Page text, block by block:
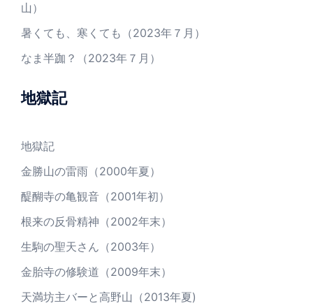
山）
暑くても、寒くても（2023年７月）
なま半跏？（2023年７月）
地獄記
地獄記
金勝山の雷雨（2000年夏）
醍醐寺の亀観音（2001年初）
根来の反骨精神（2002年末）
生駒の聖天さん（2003年）
金胎寺の修験道（2009年末）
天満坊主バーと高野山（2013年夏)